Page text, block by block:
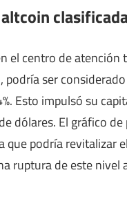
el centro de
ser
Esto impulsó su
dólares. El gráfico
que podría revitalizar
ruptura de este nivel